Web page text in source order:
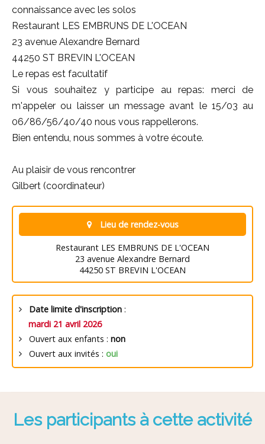
connaissance avec les solos
Restaurant LES EMBRUNS DE L'OCEAN
23 avenue Alexandre Bernard
44250 ST BREVIN L'OCEAN
Le repas est facultatif
Si vous souhaitez y participe au repas: merci de
m'appeler ou laisser un message avant le 15/03 au
06/86/56/40/40 nous vous rappellerons.
Bien entendu, nous sommes à votre écoute.
Au plaisir de vous rencontrer
Gilbert (coordinateur)
Lieu de rendez-vous
Restaurant LES EMBRUNS DE L'OCEAN
23 avenue Alexandre Bernard
44250 ST BREVIN L'OCEAN
Date limite d'inscription :
mardi 21 avril 2026
Ouvert aux enfants : non
Ouvert aux invités : oui
Les participants à cette activité